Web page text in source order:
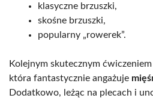
klasyczne brzuszki,
skośne brzuszki,
popularny „rowerek”.
Kolejnym skutecznym
która fantastycznie angażuje
Dodatkowo, leżąc na plecach i